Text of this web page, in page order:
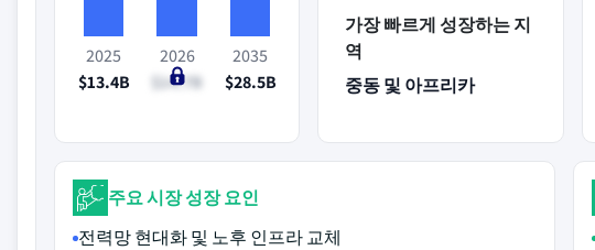
2025
$13.4B
2026
$14.7B
2035
$28.5B
가장 빠르게 성장하는 지
역
중동 및 아프리카
주요 시장 성장 요인
전력망 현대화 및 노후 인프라 교체